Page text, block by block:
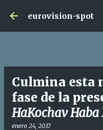
Ir al
eurovision-spot
Culmina esta
fase de la
HaKochav Haba
enero 24, 2017